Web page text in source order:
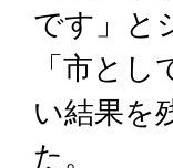
です」と
「市と
い結果を
た。